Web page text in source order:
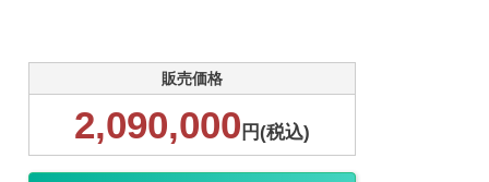
販売価格
2,090,000 円(税込)